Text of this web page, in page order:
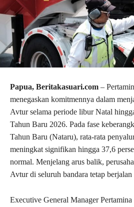
Papua, Beritakasuari.com –
menegaskan komitmennya dalam
Avtur selama periode libur Natal
Tahun Baru 2026. Pada fase
Tahun Baru (Nataru), rata-rata
meningkat signifikan hingga 37,6
normal. Menjelang arus balik,
Avtur di seluruh bandara tetap
Executive General Manager